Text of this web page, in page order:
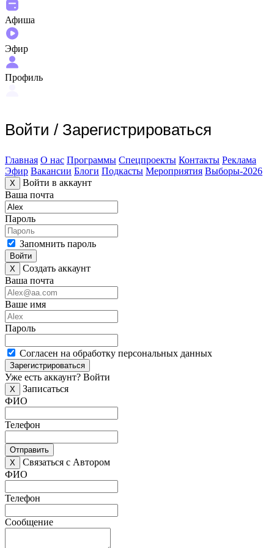
Афиша
Эфир
Профиль
Войти / Зарегистрироваться
Главная О нас Программы Спецпроекты Контакты Реклама
Эфир Вакансии Блоги Подкасты Мероприятия Выборы-2026
X
Войти в аккаунт
Ваша почта
Пароль
Запомнить пароль
Войти
X
Создать аккаунт
Ваша почта
Ваше имя
Пароль
Согласен на обработку персональных данных
Зарегистрироваться
Уже есть аккаунт? Войти
X
Записаться
ФИО
Телефон
Отправить
X
Связаться с Автором
ФИО
Телефон
Сообщение